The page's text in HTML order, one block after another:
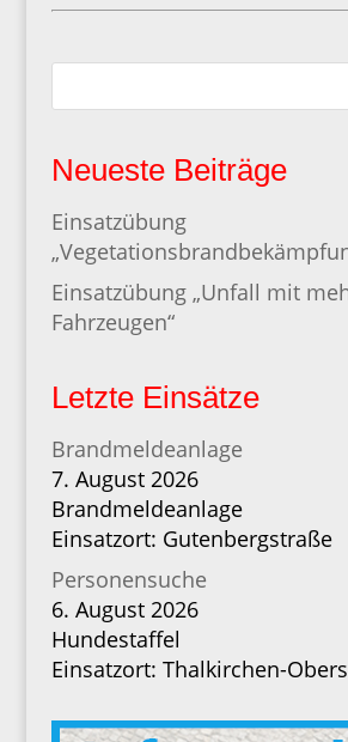
Neueste Beiträge
Einsatzübung
Einsatzübung „Unfall mit
Fahrzeugen“
Letzte Einsätze
Brandmeldeanlage
7. August 2026
Brandmeldeanlage
Einsatzort: Gutenbergstraße
Personensuche
6. August 2026
Hundestaffel
Einsatzort: Thalkirchen-